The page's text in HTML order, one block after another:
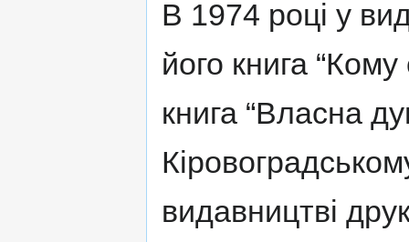
В 1974 році у
його книга
книга “Власна
видавництві